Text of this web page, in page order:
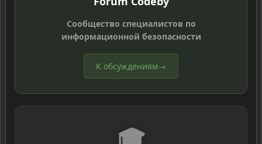
Сообщество специалистов по
информационной безопасности
К обсуждениям→